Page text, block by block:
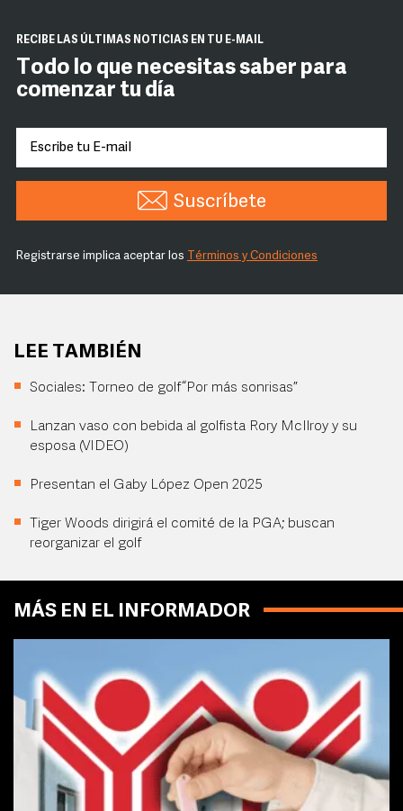
RECIBE LAS ÚLTIMAS NOTICIAS EN TU E-MAIL
Todo lo que necesitas saber para
comenzar tu día
Suscríbete
Registrarse implica aceptar los Términos y Condiciones
LEE TAMBIÉN
Sociales: Torneo de golf “Por más sonrisas”
Lanzan vaso con bebida al golfista Rory McIlroy y su
esposa (VIDEO)
Presentan el Gaby López Open 2025
Tiger Woods dirigirá el comité de la PGA; buscan
reorganizar el golf
MÁS EN EL INFORMADOR